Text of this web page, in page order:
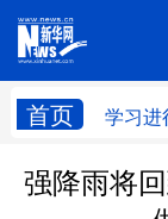
首页 学习进
学习进行时
强降雨将